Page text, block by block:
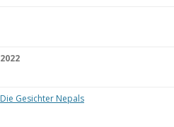
2022
Die Gesichter Nepals